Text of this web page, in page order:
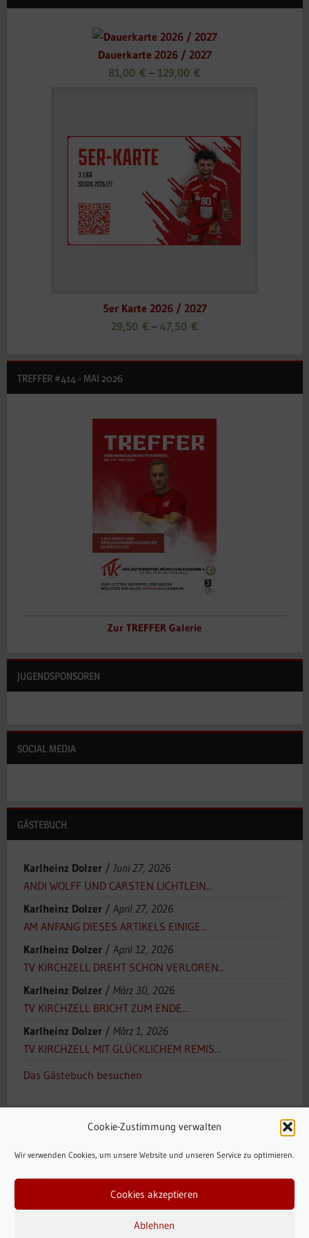
Cookie-Zustimmung verwalten
Wir verwenden Cookies, um unsere Website und unseren Service zu optimieren.
Cookies akzeptieren
Ablehnen
Dauerkarte 2026 / 2027
81,00 € – 129,00 €
5er Karte 2026 / 2027
29,50 € – 47,50 €
TREFFER #414 - MAI 2026
Zur TREFFER Galerie
JUGENDSPONSOREN
SOCIAL MEDIA
GÄSTEBUCH
Karlheinz Dolzer/ Juni 27, 2026
ANDI WOLFF UND CARSTEN LICHTLEIN...
Karlheinz Dolzer/ April 27, 2026
AM ANFANG DIESES ARTIKELS EINIGE...
Karlheinz Dolzer/ April 12, 2026
TV KIRCHZELL DREHT SCHON VERLOREN...
Karlheinz Dolzer/ März 30, 2026
TV KIRCHZELL BRICHT ZUM ENDE...
Karlheinz Dolzer/ März 1, 2026
TV KIRCHZELL MIT GLÜCKLICHEM REMIS...
Das Gästebuch besuchen